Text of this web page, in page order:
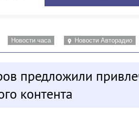
Новости часа Новости Авторадио
предложили
контента